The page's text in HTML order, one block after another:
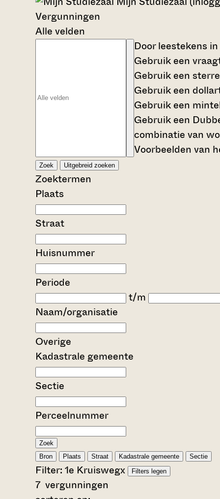
Vergunningen
Alle velden
Door leestekens
Gebruik een
Gebruik een
Gebruik een
Gebruik een
Gebruik een
combinatie van
Voorbeelden van
Zoek Uitgebreid zoeken
Zoektermen
Plaats
Straat
Huisnummer
Periode
t/m
Naam/organisatie
Overige
Kadastrale gemeente
Sectie
Perceelnummer
Zoek
Bron
Plaats Straat Kadastrale gemeente Sectie
Filter: 1e Kruiswegx Filters legen
7 vergunningen